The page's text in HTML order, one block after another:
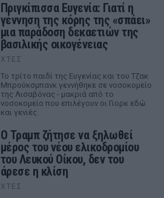
Πριγκίπισσα Ευγενία: Γιατί η
γέννηση της κόρης της «σπάει»
μια παράδοση δεκαετιών της
βασιλικής οικογένειας
ΧΤΕΣ
Το τρίτο παιδί της Ευγενίας και του Τζακ
Μπρούκσμπανκ γεννήθηκε σε νοσοκομείο
της Λισαβόνας - μακριά από το
νοσοκομείο που επιλέγουν οι Γιορκ εδώ
και γενιές.
Ο Τραμπ ζήτησε να ξηλωθεί
μέρος του νέου ελικοδρομίου
του Λευκού Οίκου, δεν του
άρεσε η κλίση
ΧΤΕΣ